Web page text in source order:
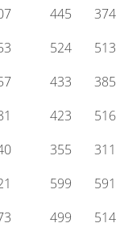
445
374
524
513
433
385
423
516
355
311
599
591
499
514